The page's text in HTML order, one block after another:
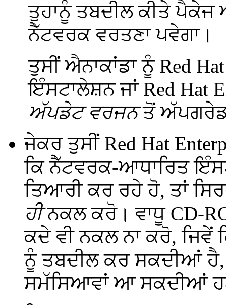
ਤੁਹਾਨੂੰ ਤਬਦੀਲ ਕੀਤੇ
ਨੈੱਟਵਰਕ ਵਰਤਣਾ ਪਵੇਗਾ।
ਤੁਸੀਂ ਐਨਾਕਾਂਡਾ ਨੂੰ Red
ਇੰਸਟਾਲੇਸ਼ਨ ਜਾਂ Red Hat
ਅੱਪਡੇਟ ਵਰਜਨਤੋਂ
ਜੇਕਰ ਤੁਸੀਂ Red Hat
ਕਿ ਨੈੱਟਵਰਕ-ਆਧਾਰਿਤ
ਤਿਆਰੀ ਕਰ ਰਹੇ ਹੋ, ਤਾਂ
ਹੀਨਕਲ ਕਰੋ। ਵਾਧੂ CD-
ਕਦੇ ਵੀ ਨਕਲ ਨਾ ਕਰੋ, ਜਿਵੇਂ
ਨੂੰ ਤਬਦੀਲ ਕਰ ਸਕਦੀਆਂ
ਸਮੱਸਿਆਵਾਂ ਆ ਸਕਦੀਆਂ